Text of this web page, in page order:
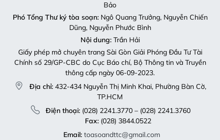
Bảo
Phó Tổng Thư ký tòa soạn:Ngô Quang Trưởng, Nguyễn Chiến
Dũng, Nguyễn Phước Bình
Nội dung:Trần Hải
Giấy phép mở chuyên trang Sài Gòn Giải Phóng Đầu Tư Tài
Chính số 29/GP-CBC do Cục Báo chí, Bộ Thông tin và Truyền
thông cấp ngày 06-09-2023.
Địa chỉ: 432-434 Nguyễn Thị Minh Khai, Phường Bàn Cờ,
TP.HCM
Điện thoại:(028) 2241.3770 – (028) 2241.3760
Fax:(028) 3844.0522
Email: toasoandttc@gmail.com